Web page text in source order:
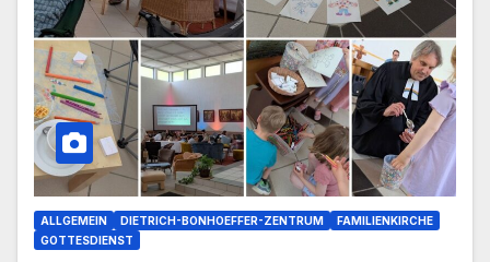
ALLGEMEIN DIETRICH-BONHOEFFER-ZENTRUM
FAMILIENKIRCHE
GOTTESDIENST